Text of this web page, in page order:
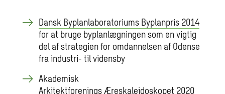
Dansk Byplanlaboratoriums Byplanpris 2014
for at bruge byplanlægningen som en vigtig
del af strategien for omdannelsen af Odense
fra industri- til vidensby
Akademisk
Arkitektforenings Æreskalejdoskopet 2020